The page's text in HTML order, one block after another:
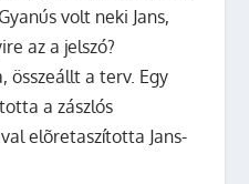
volt neki Jans,
az a jelszó?
összeállt a terv. Egy
a zászlós
elõretaszította Jans-